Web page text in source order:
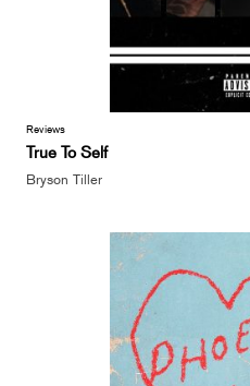
Reviews
True To Self
Bryson Tiller